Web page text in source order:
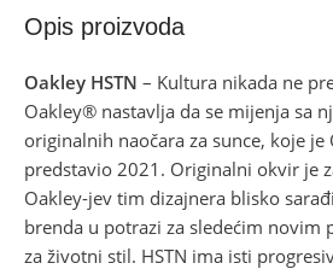
Opis proizvoda
Oakley HSTN – Kultura nikada ne
Oakley® nastavlja da se mijenja sa
originalnih naočara za sunce, koje
predstavio 2021. Originalni okvir je
Oakley-jev tim dizajnera blisko
brenda u potrazi za sledećim novim
za životni stil. HSTN ima isti